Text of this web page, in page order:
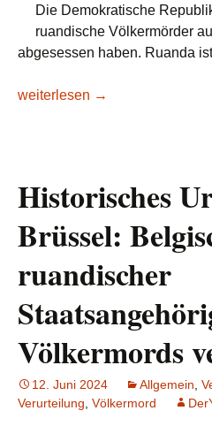
Die Demokratische
ruandische Völkermörder
abgesessen haben. Ruanda
Lesetipp/taz: Demokratische
weiterlesen →
Historisches
Brüssel:
ruandischer
Völkermords
12. Juni 2024 Allgemein
Verurteilung Völkermord